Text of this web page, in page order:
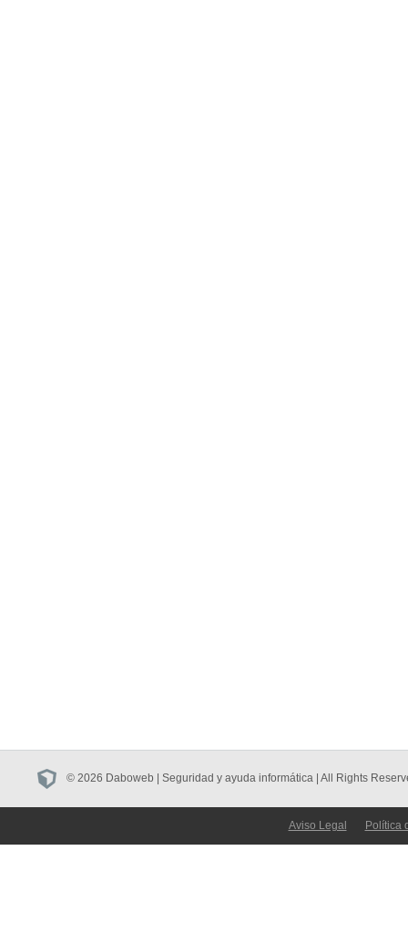
© 2026 Daboweb | Seguridad y ayuda informática | All Rights
Aviso Legal Política